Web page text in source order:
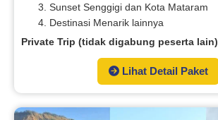
Sunset Senggigi dan Kota Mataram
Destinasi Menarik lainnya
Private Trip (tidak digabung peserta lain)
Lihat Detail Paket